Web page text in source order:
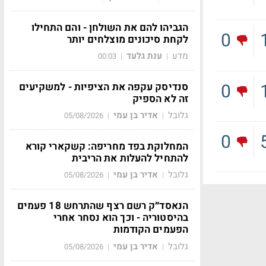
1
0
1
0
0
הגביהו להם את השולחן - והם התחילו
לקחת סיכונים מוצלחים יותר
מדע | ענת גלעד |
00:03
סנדיסק עקפה את הציפיות - למשקיעים
זה לא הספיק
גלובל | אדיר בן עמי |
05/08/2026
המחלוקת בפד מחריפה: קשקארי קורא
להתחיל להעלות את הריבית
גלובל | אדיר בן עמי |
05/08/2026
הנאסד״ק רשם רצף שהתרחש 18 פעמים
בהיסטוריה - וכך הוא נסחר אחרי
הפעמים הקודמות
גלובל | אדיר בן עמי |
05/08/2026